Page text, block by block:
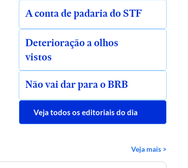
A conta de padaria do STF
Deterioração a olhos
vistos
Não vai dar para o BRB
Veja todos os editoriais do dia
Veja mais >